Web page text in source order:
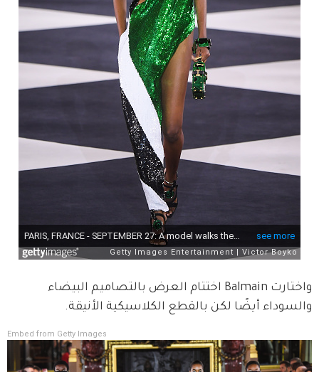
واختارت Balmain اختتام العرض بالتصاميم البيضاء
والسوداء أيضًا لكن بالقطع الكلاسيكية الأنيقة.
Embed from Getty Images